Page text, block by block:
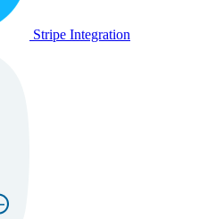
Stripe Integration